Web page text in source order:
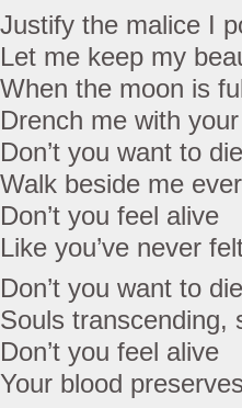
Justify the malice I
Let me keep my
When the moon is
Drench me with
Don’t you want to die
Walk beside me
Don’t you feel alive
Like you’ve never
Don’t you want to die
Souls transcending,
Don’t you feel alive
Your blood